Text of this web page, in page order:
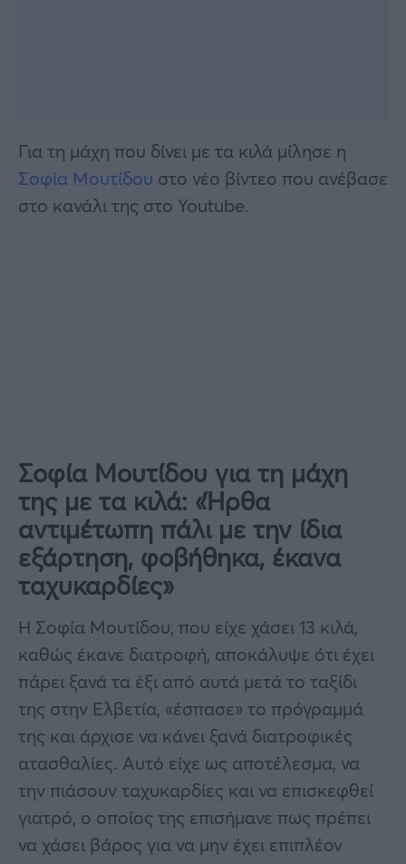
Για τη μάχη που δίνει με τα κιλά μίλησε η
Σοφία Μουτίδου στο νέο βίντεο που ανέβασε
στο κανάλι της στο Youtube.
Σοφία Μουτίδου για τη μάχη
της με τα κιλά: «Ήρθα
αντιμέτωπη πάλι με την ίδια
εξάρτηση, φοβήθηκα, έκανα
ταχυκαρδίες»
Η Σοφία Μουτίδου, που είχε χάσει 13 κιλά,
καθώς έκανε διατροφή, αποκάλυψε ότι έχει
πάρει ξανά τα έξι από αυτά μετά το ταξίδι
της στην Ελβετία, «έσπασε» το πρόγραμμά
της και άρχισε να κάνει ξανά διατροφικές
ατασθαλίες. Αυτό είχε ως αποτέλεσμα, να
την πιάσουν ταχυκαρδίες και να επισκεφθεί
γιατρό, ο οποίος της επισήμανε πως πρέπει
να χάσει βάρος για να μην έχει επιπλέον